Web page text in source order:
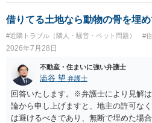
借りてる土地なら動物の骨を埋
#近隣トラブル（隣人・騒音・ペット問題） #
2026年7月28日
不動産・住まいに強い弁護士
澁谷 望 弁護士
回答いたします。※弁護士により見解
論から申し上げますと、地主の許可な
は避けるべきであり、無断で埋めた場